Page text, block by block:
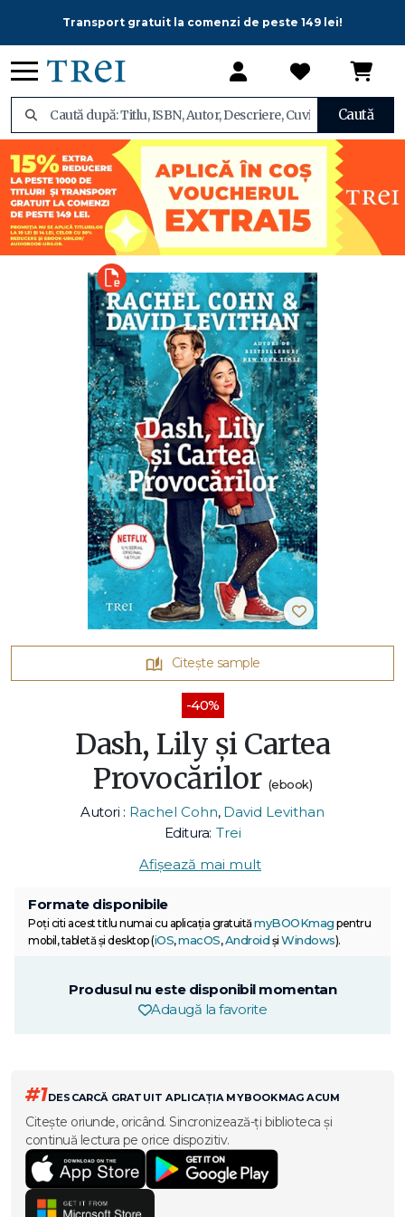
Transport gratuit la comenzi de peste 149 lei!
Caută
Citește sample
-40%
Dash, Lily şi Cartea
Provocărilor (ebook)
Autori : Rachel Cohn, David Levithan
Editura: Trei
Afișează mai mult
Formate disponibile
Poți citi acest titlu numai cu aplicația gratuitămyBOOKmag pentru
mobil, tabletă și desktop (iOS,macOS,Android și Windows).
Produsul nu este disponibil momentan
Adaugă la favorite
#1DESCARCĂ GRATUIT APLICAȚIA MYBOOKMAG ACUM
Citește oriunde, oricând. Sincronizează-ți biblioteca și
continuă lectura pe orice dispozitiv.